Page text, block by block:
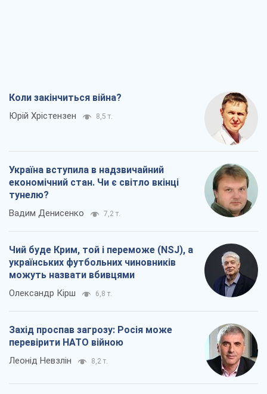
Коли закінчиться війна?
Юрій Хрістензен 8,5 т.
Україна вступила в надзвичайний
економічний стан. Чи є світло вкінці
тунелю?
Вадим Денисенко 7,2 т.
Чий буде Крим, той і переможе (NSJ), а
українських футбольних чиновників
можуть назвати вбивцями
Олександр Кірш 6,8 т.
Захід проспав загрозу: Росія може
перевірити НАТО війною
Леонід Невзлін 8,2 т.